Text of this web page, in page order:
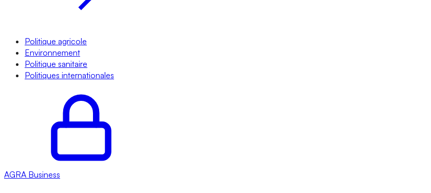
Politique agricole
Environnement
Politique sanitaire
Politiques internationales
AGRA Business